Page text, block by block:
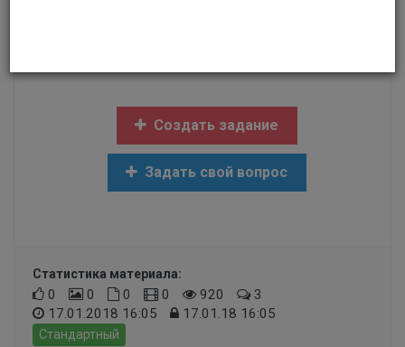
Создать задание
Задать свой вопрос
Статистика материала:
0 0 0 0 920
3
17.01.2018 16:05
17.01.18 16:05
Стандартный